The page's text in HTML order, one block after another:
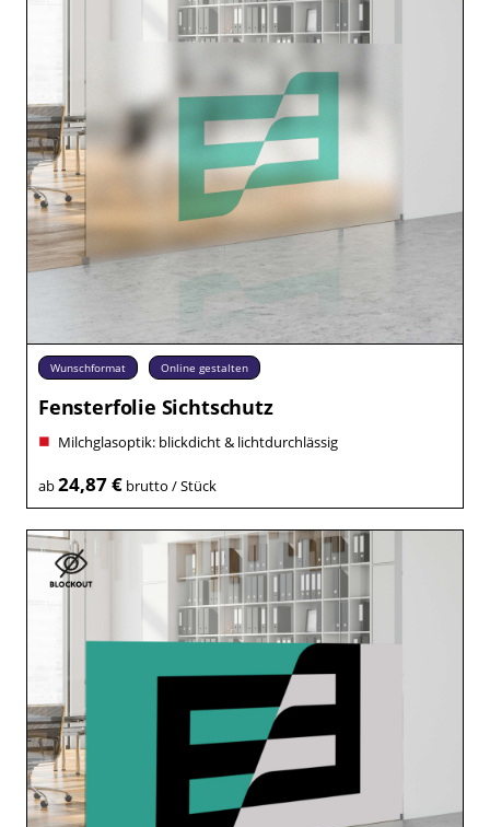
Wunschformat Online gestalten
Fensterfolie Sichtschutz
Milchglasoptik: blickdicht & lichtdurchlässig
ab24,87 €brutto / Stück